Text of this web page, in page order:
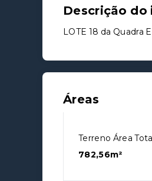
Descrição do
LOTE 18 da Quadra
Áreas
Terreno Área
782,56m²